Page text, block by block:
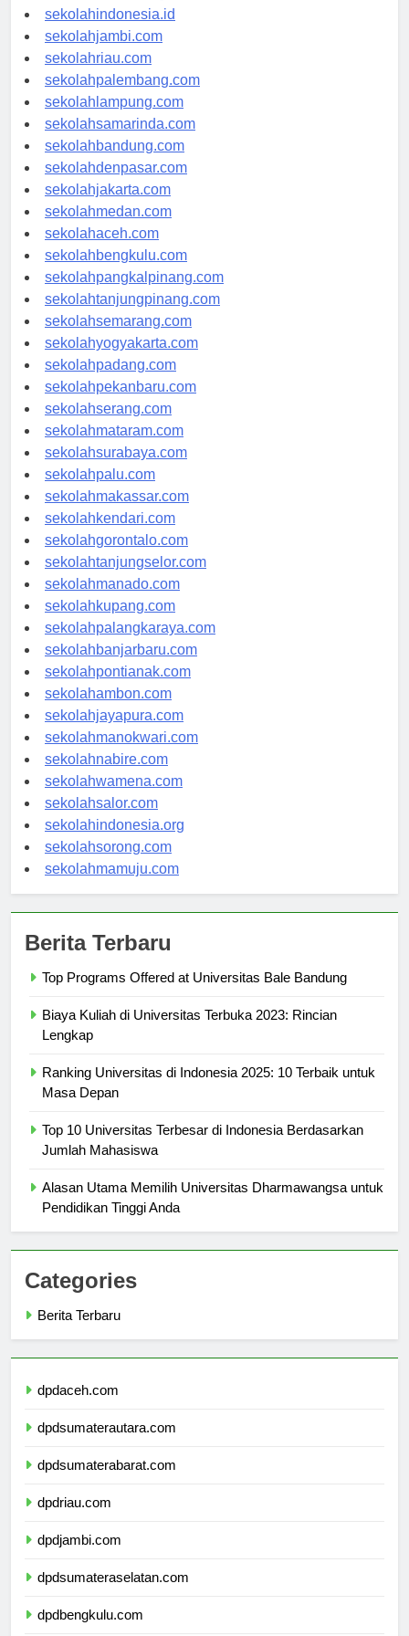
rsud-indonesia.org
sekolahindonesia.id
sekolahjambi.com
sekolahriau.com
sekolahpalembang.com
sekolahlampung.com
sekolahsamarinda.com
sekolahbandung.com
sekolahdenpasar.com
sekolahjakarta.com
sekolahmedan.com
sekolahaceh.com
sekolahbengkulu.com
sekolahpangkalpinang.com
sekolahtanjungpinang.com
sekolahsemarang.com
sekolahyogyakarta.com
sekolahpadang.com
sekolahpekanbaru.com
sekolahserang.com
sekolahmataram.com
sekolahsurabaya.com
sekolahpalu.com
sekolahmakassar.com
sekolahkendari.com
sekolahgorontalo.com
sekolahtanjungselor.com
sekolahmanado.com
sekolahkupang.com
sekolahpalangkaraya.com
sekolahbanjarbaru.com
sekolahpontianak.com
sekolahambon.com
sekolahjayapura.com
sekolahmanokwari.com
sekolahnabire.com
sekolahwamena.com
sekolahsalor.com
sekolahindonesia.org
sekolahsorong.com
Biaya Kuliah di Universitas Terbuka 2023: Rincian
Ranking Universitas di Indonesia 2025: 10 Terbaik untuk
Top 10 Universitas Terbesar di Indonesia Berdasarkan
Alasan Utama Memilih Universitas Dharmawangsa untuk
Categories